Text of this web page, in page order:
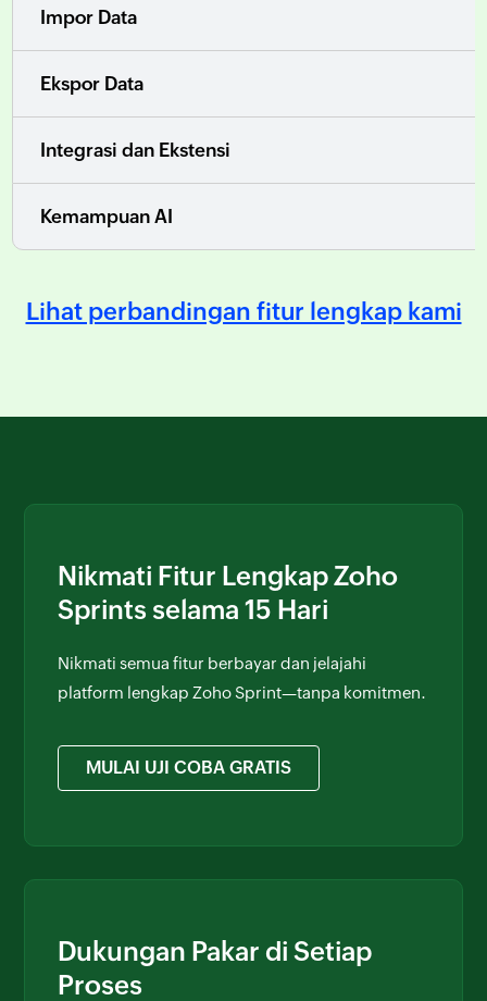
Impor Data
Ekspor Data
Integrasi dan Ekstensi
Kemampuan AI
Lihat perbandingan fitur lengkap kami
Nikmati Fitur Lengkap Zoho
Sprints selama 15 Hari
Nikmati semua fitur berbayar dan jelajahi
platform lengkap Zoho Sprint—tanpa komitmen.
MULAI UJI COBA GRATIS
Dukungan Pakar di Setiap
Proses